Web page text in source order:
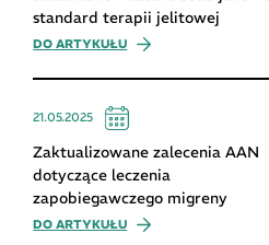
standard terapii jelitowej
DO ARTYKUŁU
21.05.2025
Zaktualizowane zalecenia AAN
dotyczące leczenia
zapobiegawczego migreny
DO ARTYKUŁU